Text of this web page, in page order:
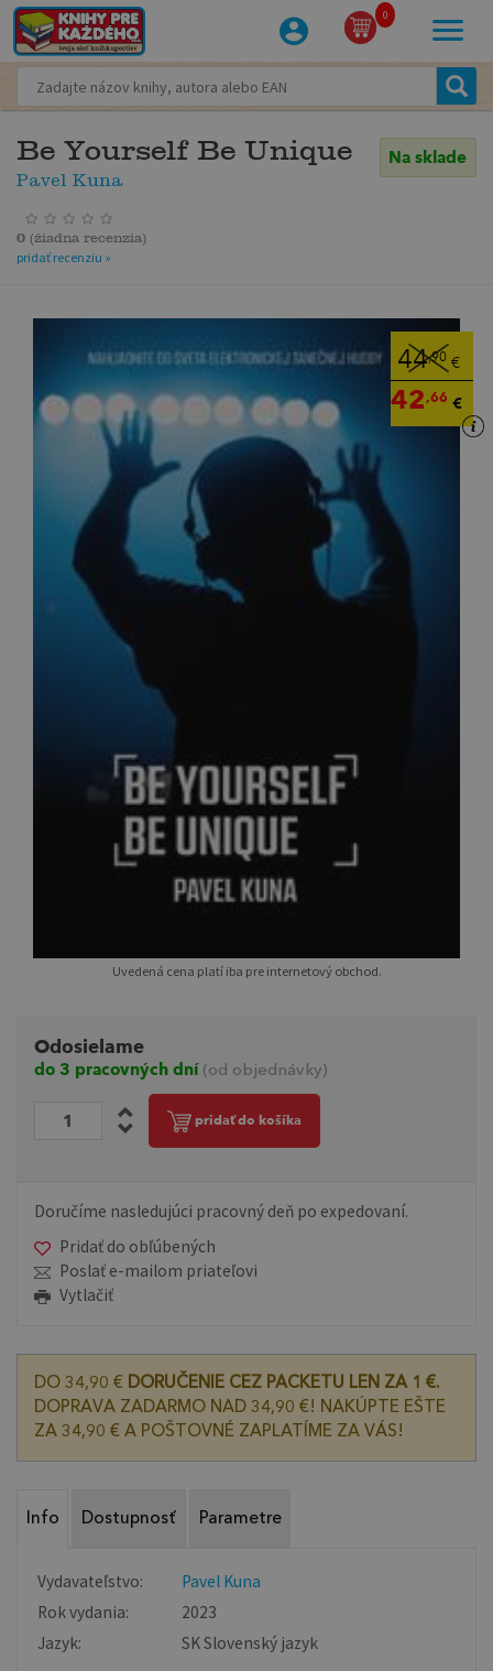
0
Be Yourself Be Unique
Pavel Kuna
Na sklade
0 (žiadna recenzia)
pridať recenziu »
44,90 €
42,66 €
Uvedená cena platí iba pre internetový obchod.
Odosielame
do 3 pracovných dní (od objednávky)
pridať do košíka
Doručíme nasledujúci pracovný deň po expedovaní.
Pridať do obľúbených
Poslať e-mailom priateľovi
Vytlačiť
DO 34,90 € DORUČENIE CEZ PACKETU LEN ZA 1 €.
DOPRAVA ZADARMO NAD 34,90 €! NAKÚPTE EŠTE
ZA 34,90 € A POŠTOVNÉ ZAPLATÍME ZA VÁS!
Info Dostupnosť Parametre
Vydavateľstvo:
Pavel Kuna
Rok vydania:
2023
Jazyk:
SK Slovenský jazyk